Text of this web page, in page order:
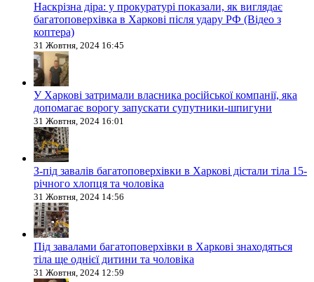
Наскрізна діра: у прокуратурі показали, як виглядає
багатоповерхівка в Харкові після удару РФ (Відео з
коптера)
31 Жовтня, 2024 16:45
У Харкові затримали власника російської компанії, яка
допомагає ворогу запускати супутники-шпигуни
31 Жовтня, 2024 16:01
З-під завалів багатоповерхівки в Харкові дістали тіла 15-
річного хлопця та чоловіка
31 Жовтня, 2024 14:56
Під завалами багатоповерхівки в Харкові знаходяться
тіла ще однієї дитини та чоловіка
31 Жовтня, 2024 12:59